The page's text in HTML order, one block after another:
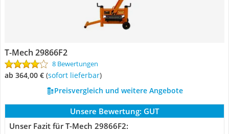
T-Mech 29866F2
8 Bewertungen
ab 364,00 € ( Sofort lieferbar)
Preisvergleich und weitere Angebote
Unsere Bewertung: GUT
Unser Fazit für T-Mech 29866F2: